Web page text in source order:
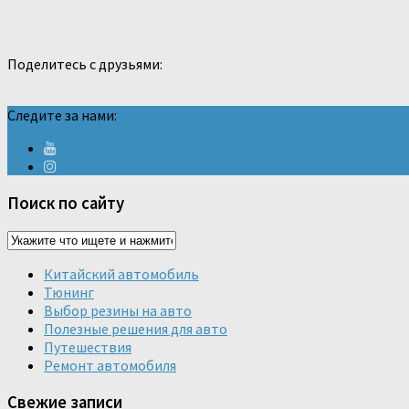
Поделитесь с друзьями:
Следите за нами:
Поиск по сайту
Китайский автомобиль
Тюнинг
Выбор резины на авто
Полезные решения для авто
Путешествия
Ремонт автомобиля
Свежие записи